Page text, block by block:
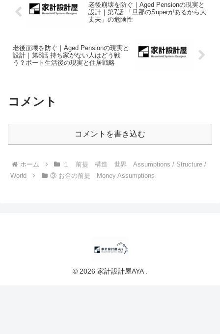
老後崩壊を防ぐ｜Aged Pensionの現実と
設計｜第7話 「旦那のSuperがあるから大
丈夫」の危険性
老後崩壊を防ぐ｜Aged Pensionの現実と
設計｜第8話 持ち家がない人はどう戦
う？ボート生活後の現実と住居戦略
コメント
コメントを書き込む
ホーム
１ 前提 構造 世界 Assumptions / Structure /
World
③ お金の前提 Money Assumptions
© 2026 家計設計屋AYA .